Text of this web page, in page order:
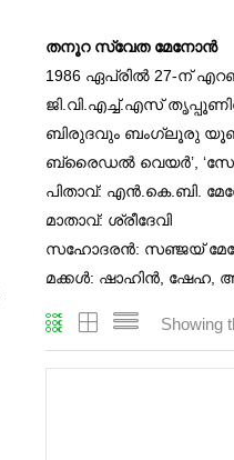
തനൂറ സ്വേത മേനോന്‍
1986 ഏപ്രില്‍ 27-ന്
ജി.വി.എച്ച്.എസ്
ബിരുദവും ബംഗ്ലൂരു
ബ്രൈഡല്‍ വെയര്‍’,
പിതാവ്: എന്‍.കെ.ബി.
മാതാവ്: ശ്രീദേവി
സഹോദരന്‍: സഞ്ജയ്
മക്കള്‍: ഷാഹിന്‍, ഷേഹ,
Showing